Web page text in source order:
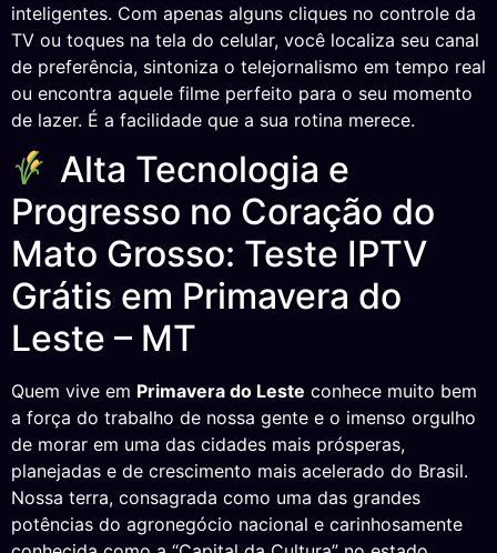
inteligentes. Com apenas alguns cliques no controle da
TV ou toques na tela do celular, você localiza seu canal
de preferência, sintoniza o telejornalismo em tempo real
ou encontra aquele filme perfeito para o seu momento
de lazer. É a facilidade que a sua rotina merece.
Alta Tecnologia e
Progresso no Coração do
Mato Grosso: Teste IPTV
Grátis em Primavera do
Leste – MT
Quem vive em Primavera do Leste conhece muito bem
a força do trabalho de nossa gente e o imenso orgulho
de morar em uma das cidades mais prósperas,
planejadas e de crescimento mais acelerado do Brasil.
Nossa terra, consagrada como uma das grandes
potências do agronegócio nacional e carinhosamente